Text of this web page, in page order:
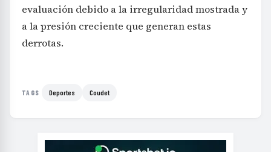
evaluación debido a la irregularidad mostrada y
a la presión creciente que generan estas
derrotas.
TAGS Deportes Coudet